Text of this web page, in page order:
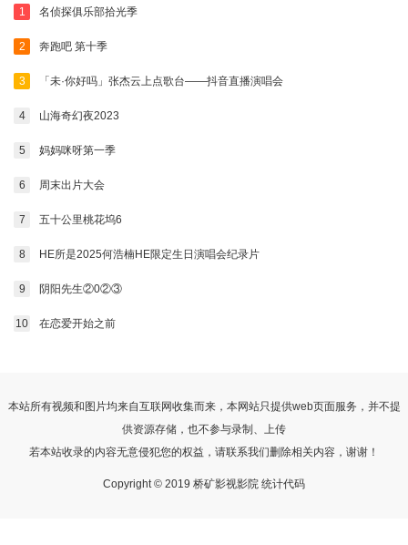
1 名侦探俱乐部拾光季
2 奔跑吧 第十季
3 「未·你好吗」张杰云上点歌台——抖音直播演唱会
4 山海奇幻夜2023
5 妈妈咪呀第一季
6 周末出片大会
7 五十公里桃花坞6
8 HE所是2025何浩楠HE限定生日演唱会纪录片
9 阴阳先生②0②③
10 在恋爱开始之前
本站所有视频和图片均来自互联网收集而来，本网站只提供web页面服务，并不提
供资源存储，也不参与录制、上传
若本站收录的内容无意侵犯您的权益，请联系我们删除相关内容，谢谢！
Copyright © 2019 桥矿影视影院 统计代码